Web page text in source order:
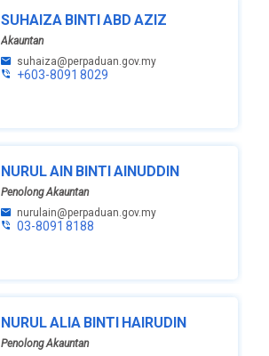
SUHAIZA BINTI ABD AZIZ
Akauntan
suhaiza@perpaduan.gov.my
+603-8091 8029
NURUL AIN BINTI AINUDDIN
Penolong Akauntan
nurulain@perpaduan.gov.my
03-8091 8188
NURUL ALIA BINTI HAIRUDIN
Penolong Akauntan